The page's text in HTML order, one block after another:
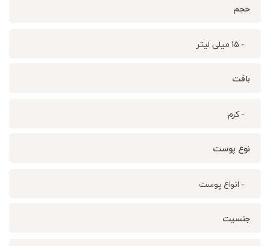
حجم
- 15 میلی لیتر
بافت
- کرم
نوع پوست
- انواع پوست
جنسیت